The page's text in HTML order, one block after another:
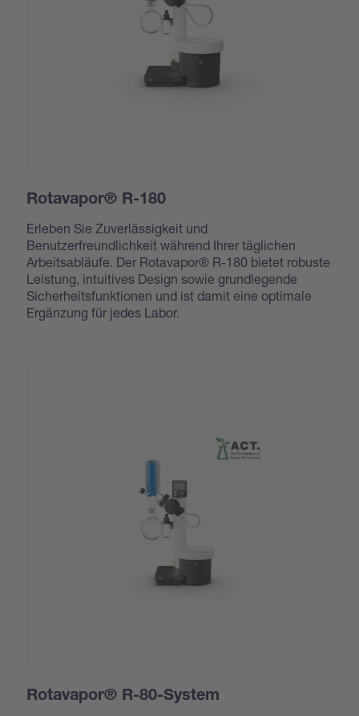
Rotavapor® R-180
Erleben Sie Zuverlässigkeit und
Benutzerfreundlichkeit während Ihrer täglichen
Arbeitsabläufe. Der Rotavapor® R-180 bietet robuste
Leistung, intuitives Design sowie grundlegende
Sicherheitsfunktionen und ist damit eine optimale
Ergänzung für jedes Labor.
Rotavapor® R-80-System